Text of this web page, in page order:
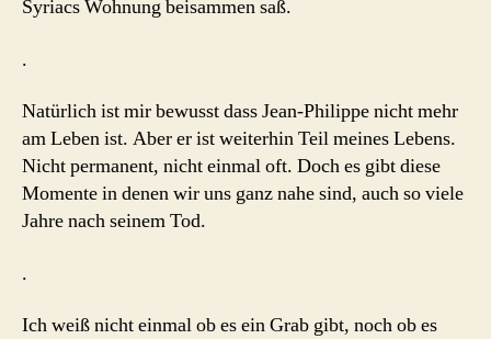
Syriacs Wohnung beisammen saß.
.
Natürlich ist mir bewusst dass Jean-Philippe nicht mehr
am Leben ist. Aber er ist weiterhin Teil meines Lebens.
Nicht permanent, nicht einmal oft. Doch es gibt diese
Momente in denen wir uns ganz nahe sind, auch so viele
Jahre nach seinem Tod.
.
Ich weiß nicht einmal ob es ein Grab gibt, noch ob es